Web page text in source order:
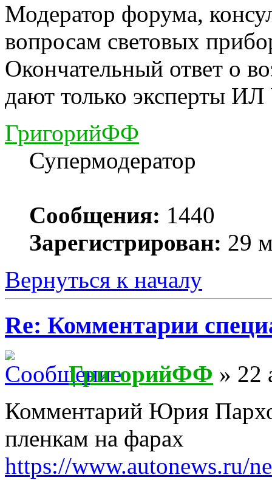
Модератор форума,
вопросам световых
Окончательный ответ о
дают только эксперты ИЛ
ГригорийФФ
Супермодератор
Сообщения: 1440
Зарегистрирован: 29
Вернуться к началу
Re: Комментарии
ГригорийФФ » 22
Комментарий Юрия
пленкам на фарах
https://www.autonews.ru/